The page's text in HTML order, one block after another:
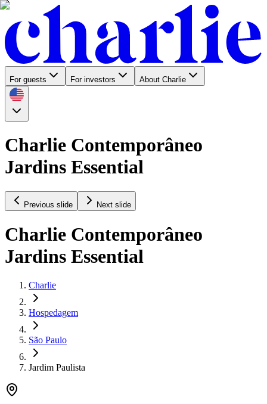
For guests For investors About Charlie
Charlie Contemporâneo
Jardins Essential
Previous slide Next slide
Charlie Contemporâneo
Jardins Essential
Charlie
Hospedagem
São Paulo
Jardim Paulista